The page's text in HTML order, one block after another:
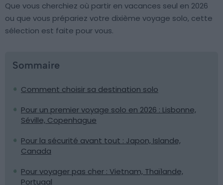
Que vous cherchiez où partir en vacances seul en 2026
ou que vous prépariez votre dixième voyage solo, cette
sélection est faite pour vous.
Sommaire
Comment choisir sa destination solo
Pour un premier voyage solo en 2026 : Lisbonne,
Séville, Copenhague
Pour la sécurité avant tout : Japon, Islande,
Canada
Pour voyager pas cher : Vietnam, Thaïlande,
Portugal